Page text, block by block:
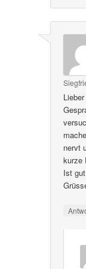
nervt
kurze
Ist